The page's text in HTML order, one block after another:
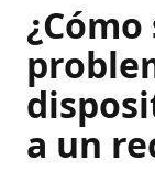
a un